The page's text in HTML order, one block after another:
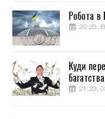
Робота в
20:25,
Куди
багатства
21:23,